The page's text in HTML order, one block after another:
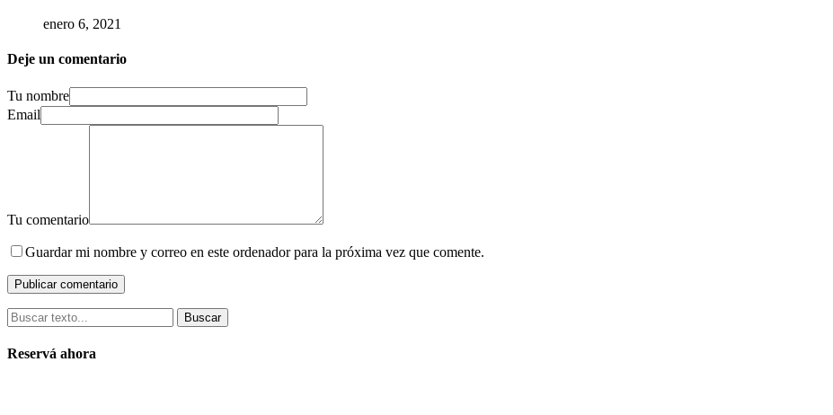
enero 6, 2021
Deje un comentario
Tu nombre
Email
Tu comentario
Guardar mi nombre y correo en este ordenador para la próxima vez que comente.
Buscar
Reservá ahora